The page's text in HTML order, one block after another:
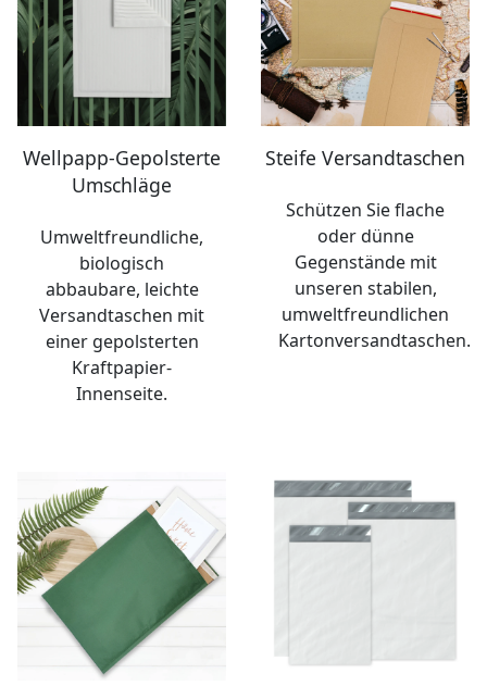
Wellpapp-Gepolsterte
Umschläge
Umweltfreundliche,
biologisch
abbaubare, leichte
Versandtaschen mit
einer gepolsterten
Kraftpapier-
Innenseite.
Steife Versandtaschen
Schützen Sie flache
oder dünne
Gegenstände mit
unseren stabilen,
umweltfreundlichen
Kartonversandtaschen.